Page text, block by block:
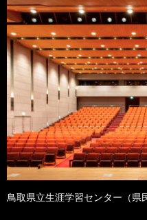
鳥取県立生涯学習センター（県